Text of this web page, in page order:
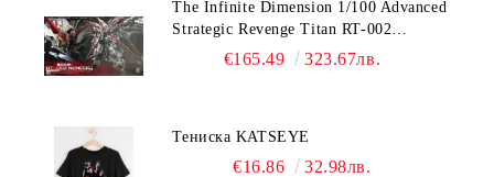
The Infinite Dimension 1/100 Advanced
Strategic Revenge Titan RT-002
Nemesis€165.49 323.67лв.
Тениска KATSEYE
€16.86 32.98лв.